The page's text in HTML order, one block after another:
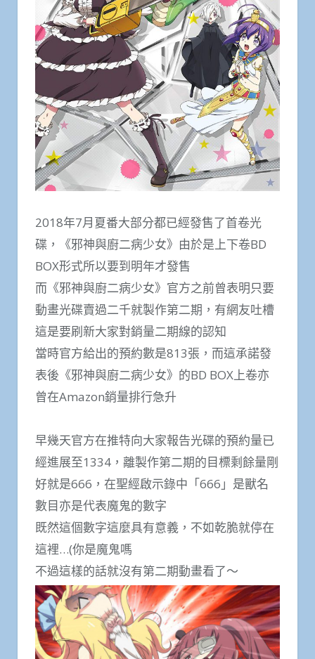
2018年7月夏番大部分都已經發售了首卷光
碟，《邪神與廚二病少女》由於是上下卷BD
BOX形式所以要到明年才發售
而《邪神與廚二病少女》官方之前曾表明只要
動畫光碟賣過二千就製作第二期，有網友吐槽
這是要刷新大家對銷量二期線的認知
當時官方給出的預約數是813張，而這承諾發
表後《邪神與廚二病少女》的BD BOX上卷亦
曾在Amazon銷量排行急升
早幾天官方在推特向大家報告光碟的預約量已
經進展至1334，離製作第二期的目標剩餘量剛
好就是666，在聖經啟示錄中「666」是獸名
數目亦是代表魔鬼的數字
既然這個數字這麼具有意義，不如乾脆就停在
這裡…(你是魔鬼嗎
不過這樣的話就沒有第二期動畫看了～